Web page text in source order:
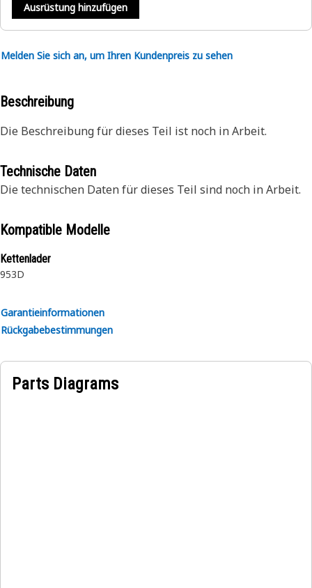
Ausrüstung hinzufügen
Melden Sie sich an, um Ihren Kundenpreis zu sehen
Beschreibung
Die Beschreibung für dieses Teil ist noch in Arbeit.
Technische Daten
Die technischen Daten für dieses Teil sind noch in Arbeit.
Kompatible Modelle
Kettenlader
953D
Garantieinformationen
Rückgabebestimmungen
Parts Diagrams